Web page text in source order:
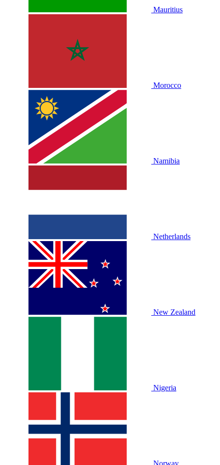
Mauritius
Morocco
Namibia
Netherlands
New Zealand
Nigeria
Norway